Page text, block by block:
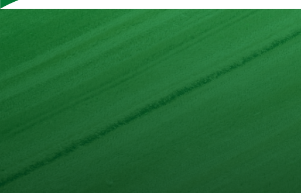
Die Zutatenliste ist genauso